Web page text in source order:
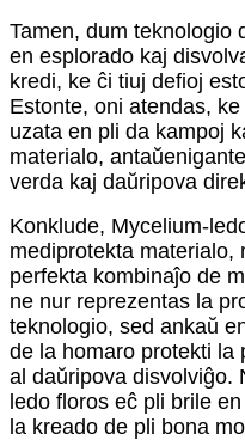
Tamen, dum teknologio
en esplorado kaj
kredi, ke ĉi tiuj defioj
Estonte, oni atendas,
uzata en pli da kampoj
materialo,
verda kaj daŭripova
Konklude, Mycelium-
mediprotekta materialo,
perfekta kombinaĵo de
ne nur reprezentas la
teknologio, sed ankaŭ
de la homaro protekti la
al daŭripova disvolviĝo.
ledo floros eĉ pli brile
la kreado de pli bona